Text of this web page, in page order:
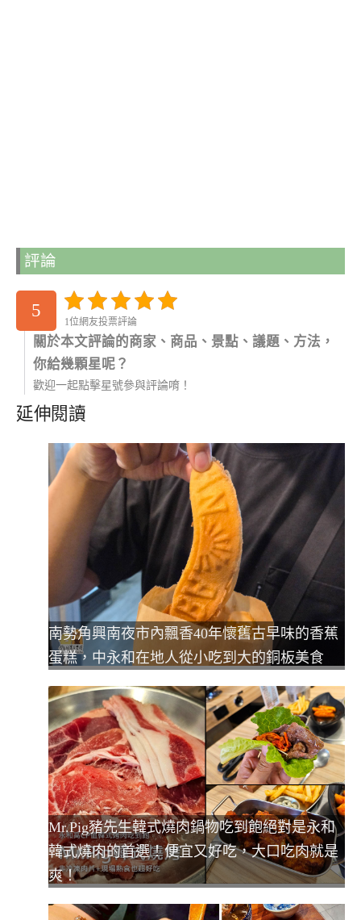
評論
5
1位網友投票評論
關於本文評論的商家、商品、景點、議題、方法，
你給幾顆星呢？
歡迎一起點擊星號參與評論唷！
延伸閱讀
南勢角興南夜市內飄香40年懷舊古早味的香蕉
蛋糕，中永和在地人從小吃到大的銅板美食
Mr.Pig豬先生韓式燒肉鍋物吃到飽絕對是永和
韓式燒肉的首選！便宜又好吃，大口吃肉就是
爽！